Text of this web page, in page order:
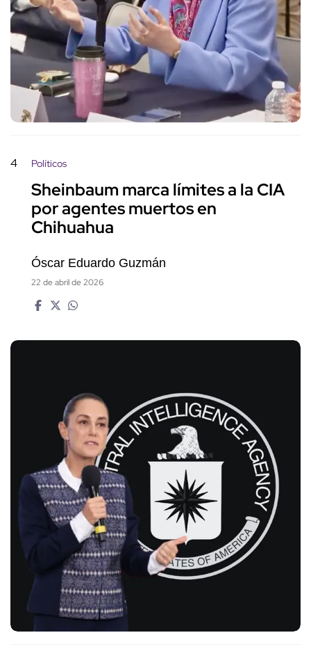
4 Políticos
Sheinbaum marca límites a la CIA
por agentes muertos en
Chihuahua
Óscar Eduardo Guzmán
22 de abril de 2026